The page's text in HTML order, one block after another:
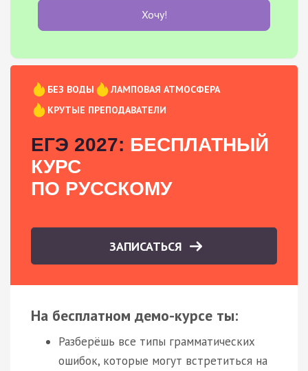
Хочу!
БЕЗ ВОДЫ
ЛАМПОВАЯ АТМОСФЕРА
КРУТЫЕ ПРЕПОДАВАТЕЛИ
ЕГЭ 2027: БЕСПЛАТНЫЙ
КУРС
ПО РУССКОМУ
ЗАПИСАТЬСЯ
На бесплатном демо-курсе ты:
Разберёшь все типы грамматических
ошибок, которые могут встретиться на